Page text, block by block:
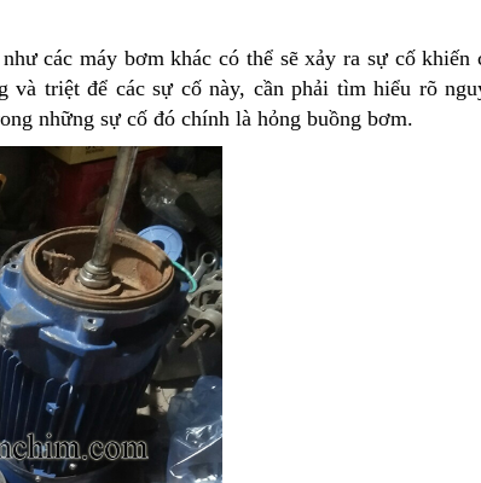
các máy bơm khác có thể sẽ xảy ra sự cố khiến
triệt để các sự cố này, cần phải tìm hiểu rõ
những sự cố đó chính là hỏng buồng bơm.